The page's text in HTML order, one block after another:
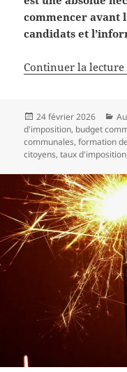
commencer avant
candidats et
Continuer la lecture
Publié
le
24 février 2026
d'imposition, budget
communales,formation
citoyens,taux d'imposition